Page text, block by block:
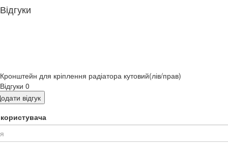
Відгуки
Кронштейн для кріплення радіатора кутовий(лів/прав)
Відгуки 0
відгук